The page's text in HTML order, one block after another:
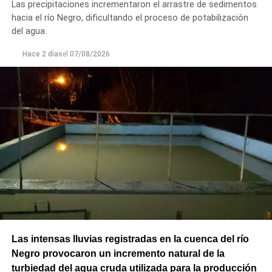
seguro para los productores del Alto Valle.
Las precipitaciones incrementaron el arrastre de sedimentos
hacia el río Negro, dificultando el proceso de potabilización
del agua.
Hace 2 díasel 07/08/2026
Las intensas lluvias registradas en la cuenca del río
Negro provocaron un incremento natural de la
turbiedad del agua cruda utilizada para la producción